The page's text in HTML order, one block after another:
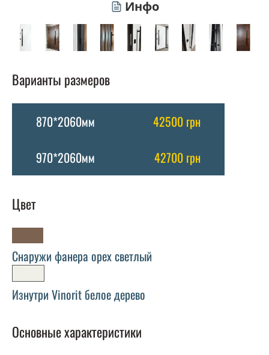
Инфо
Варианты размеров
870*2060мм
42500 грн
970*2060мм
42700 грн
Цвет
Снаружи фанера орех светлый
Изнутри Vinorit белое дерево
Основные характеристики